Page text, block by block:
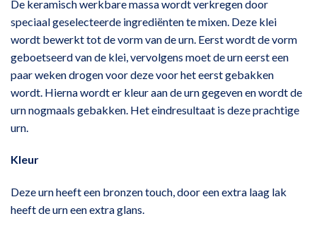
De keramisch werkbare massa wordt verkregen door
speciaal geselecteerde ingrediënten te mixen. Deze klei
wordt bewerkt tot de vorm van de urn. Eerst wordt de vorm
geboetseerd van de klei, vervolgens moet de urn eerst een
paar weken drogen voor deze voor het eerst gebakken
wordt. Hierna wordt er kleur aan de urn gegeven en wordt de
urn nogmaals gebakken. Het eindresultaat is deze prachtige
urn.
Kleur
Deze urn heeft een bronzen touch, door een extra laag lak
heeft de urn een extra glans.